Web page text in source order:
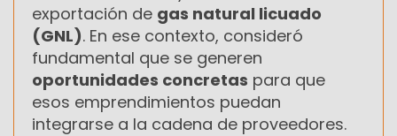
exportación de gas natural licuado
(GNL). En ese contexto, consideró
fundamental que se generen
oportunidades concretas para que
esos emprendimientos puedan
integrarse a la cadena de proveedores.